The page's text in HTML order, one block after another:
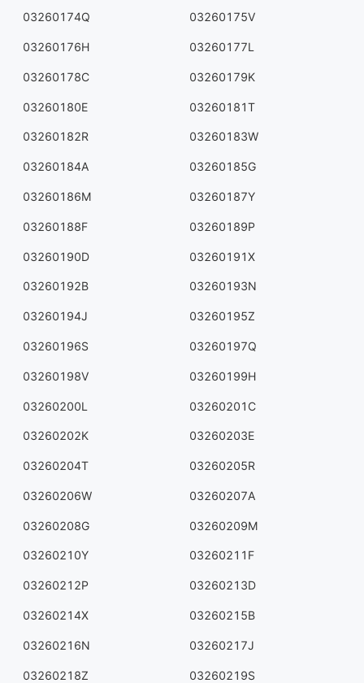
03260174Q 03260175V
03260176H 03260177L
03260178C 03260179K
03260180E 03260181T
03260182R 03260183W
03260184A 03260185G
03260186M 03260187Y
03260188F 03260189P
03260190D 03260191X
03260192B 03260193N
03260194J 03260195Z
03260196S 03260197Q
03260198V 03260199H
03260200L 03260201C
03260202K 03260203E
03260204T 03260205R
03260206W 03260207A
03260208G 03260209M
03260210Y 03260211F
03260212P 03260213D
03260214X 03260215B
03260216N 03260217J
03260218Z 03260219S